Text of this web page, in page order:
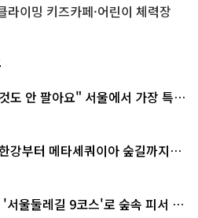
이밍 키즈카페·어린이 체력장
도 안 팔아요" 서울에서 가장 특별
강부터 메타세쿼이아 숲길까지…
서울둘레길 9코스'로 숲속 피서 떠